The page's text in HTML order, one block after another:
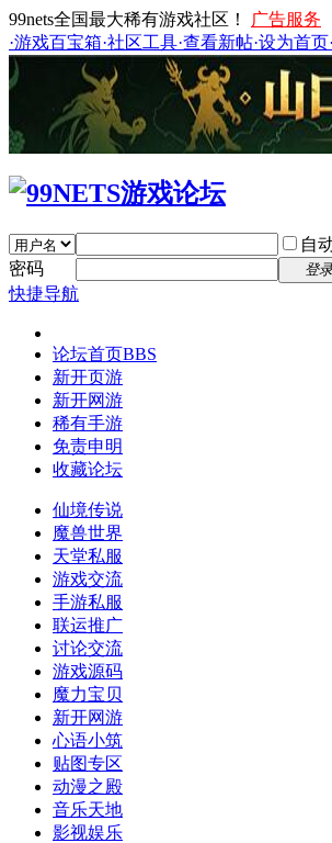
99nets全国最大稀有游戏社区！
广告服务
·游戏百宝箱·社区工具·查看新帖·设为首页
自
密码
登
快捷导航
论坛首页BBS
新开页游
新开网游
稀有手游
免责申明
收藏论坛
仙境传说
魔兽世界
天堂私服
游戏交流
手游私服
联运推广
讨论交流
游戏源码
魔力宝贝
新开网游
心语小筑
贴图专区
动漫之殿
音乐天地
影视娱乐